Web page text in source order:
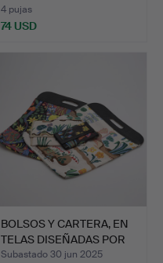
4 pujas
74 USD
BOLSOS Y CARTERA, EN
TELAS DISEÑADAS POR
J…
Subastado 30 jun 2025